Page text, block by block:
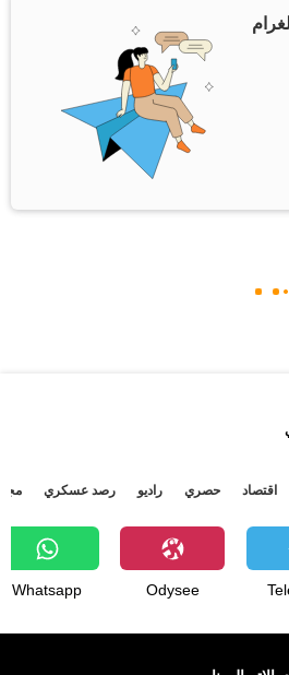
اقتصاد حصري راديو رصد عسكري
Odysee
Whatsapp